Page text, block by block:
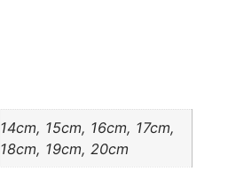
14cm, 15cm, 16cm, 17cm,
18cm, 19cm, 20cm